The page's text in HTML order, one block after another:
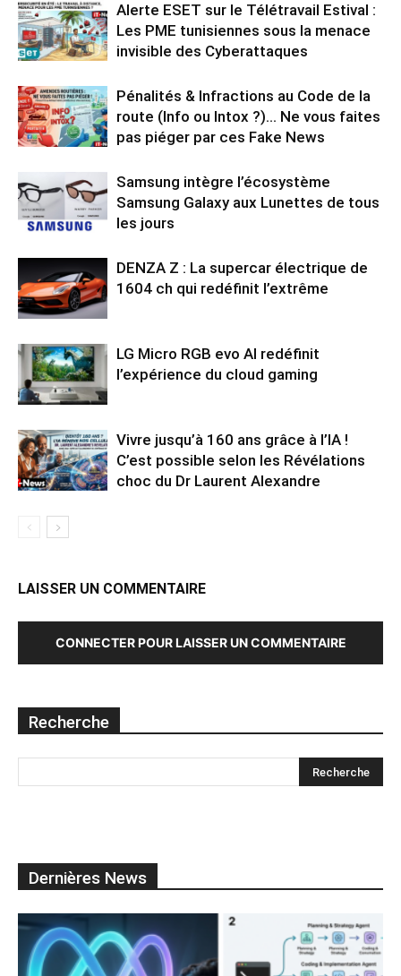
Alerte ESET sur le Télétravail Estival :
Les PME tunisiennes sous la menace
invisible des Cyberattaques
Pénalités & Infractions au Code de la
route (Info ou Intox ?)… Ne vous faites
pas piéger par ces Fake News
Samsung intègre l’écosystème
Samsung Galaxy aux Lunettes de tous
les jours
DENZA Z : La supercar électrique de
1604 ch qui redéfinit l’extrême
LG Micro RGB evo AI redéfinit
l’expérience du cloud gaming
Vivre jusqu’à 160 ans grâce à l’IA !
C’est possible selon les Révélations
choc du Dr Laurent Alexandre
LAISSER UN COMMENTAIRE
CONNECTER POUR LAISSER UN COMMENTAIRE
Recherche
Dernières News